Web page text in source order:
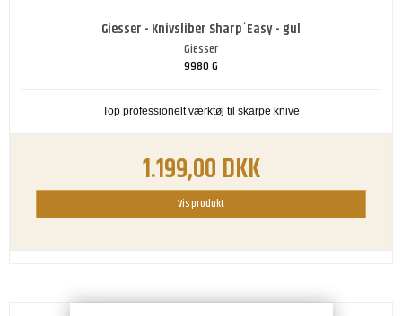
Giesser - Knivsliber Sharp´Easy - gul
Giesser
9980 G
Top professionelt værktøj til skarpe knive
1.199,00 DKK
Vis produkt